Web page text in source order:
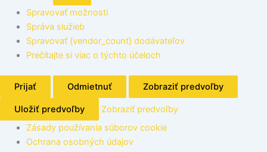
Spravovať možnosti
Správa služieb
Spravovať {vendor_count} dodávateľov
Prečítajte si viac o týchto účeloch
Prijať Odmietnuť Zobraziť predvoľby
Uložiť predvoľby
Zobraziť predvoľby
Zásady používania súborov cookie
Ochrana osobných údajov